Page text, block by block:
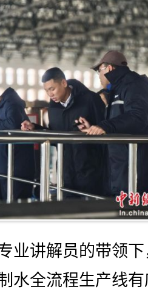
讲解员的带领下
水全流程生产线